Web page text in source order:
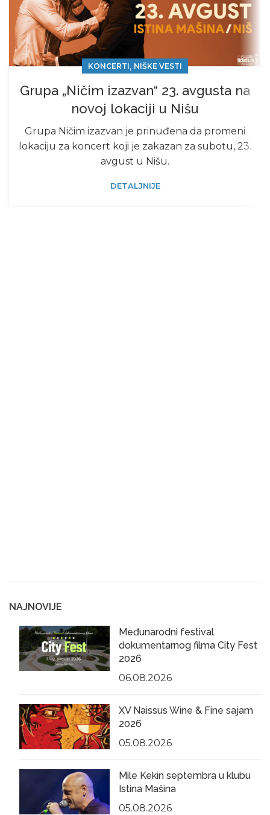
KONCERTI, NIŠKE VESTI
Grupa „Ničim izazvan“ 23. avgusta na
novoj lokaciji u Nišu
Grupa Ničim izazvan je prinuđena da promeni
lokaciju za koncert koji je zakazan za subotu, 23.
avgust u Nišu.
DETALJNIJE
NAJNOVIJE
Međunarodni festival
dokumentarnog filma City Fest
2026
06.08.2026
XV Naissus Wine & Fine sajam
2026
05.08.2026
Mile Kekin septembra u klubu
Istina Mašina
05.08.2026